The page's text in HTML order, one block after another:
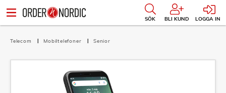
SÖK BLI KUND LOGGA IN
Telecom Mobiltelefoner Senior